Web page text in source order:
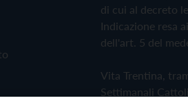
di cui al decreto
Indicazione resa
dell'art. 5 del
Vita Trentina,
Settimanali